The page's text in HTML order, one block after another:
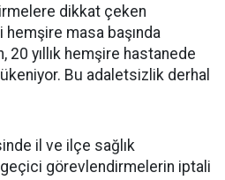
dikkat çeken
hemşire masa başında
20 yıllık hemşire hastanede
Bu adaletsizlik derhal
il ve ilçe sağlık
görevlendirmelerin iptali